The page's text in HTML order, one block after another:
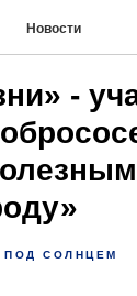
Новости
-
ПОД СОЛНЦЕМ